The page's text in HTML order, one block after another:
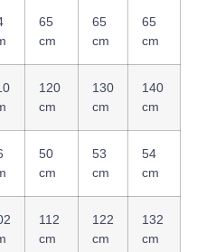
65
cm
65
cm
65
cm
120
cm
130
cm
140
cm
50
cm
53
cm
54
cm
112
cm
122
cm
132
cm